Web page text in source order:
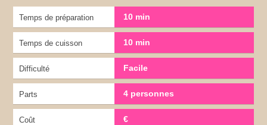
Temps de préparation 10 min
Temps de cuisson 10 min
Difficulté Facile
Parts 4 personnes
Coût €